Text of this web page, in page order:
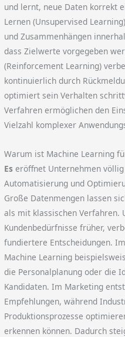
und lernt, neue Daten korrekt
Lernen (Unsupervised
und Zusammenhängen
dass Zielwerte vorgegeben
(Reinforcement Learning)
kontinuierlich durch
optimiert sein Verhalten
Verfahren ermöglichen den
Vielzahl komplexer
Warum ist Machine Learning
Eseröffnet Unternehmen
Automatisierung und
Große Datenmengen lassen
als mit klassischen Verfahren.
Kundenbedürfnisse früher,
fundiertere Entscheidungen.
Machine Learning
die Personalplanung oder die
Kandidaten. Im Marketing
Empfehlungen, während
Produktionsprozesse
erkennen können. Dadurch